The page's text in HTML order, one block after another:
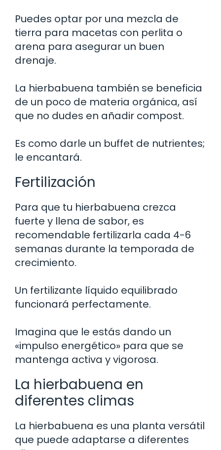
Puedes optar por una mezcla de
tierra para macetas con perlita o
arena para asegurar un buen
drenaje.
La hierbabuena también se beneficia
de un poco de materia orgánica, así
que no dudes en añadir compost.
Es como darle un buffet de nutrientes;
le encantará.
Fertilización
Para que tu hierbabuena crezca
fuerte y llena de sabor, es
recomendable fertilizarla cada 4-6
semanas durante la temporada de
crecimiento.
Un fertilizante líquido equilibrado
funcionará perfectamente.
Imagina que le estás dando un
«impulso energético» para que se
mantenga activa y vigorosa.
La hierbabuena en
diferentes climas
La hierbabuena es una planta versátil
que puede adaptarse a diferentes